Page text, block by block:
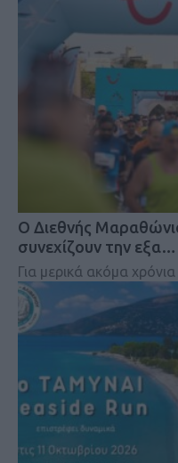
Ο Διεθνής
συνεχίζουν την εξα…
Για μερικά ακόμα χρόνια